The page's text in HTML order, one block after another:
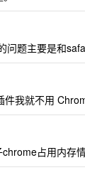
题主要是和
件我就不用
占用内存